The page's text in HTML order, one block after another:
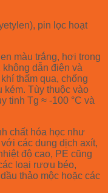
pin lọc hoạt
màu trắng, hơi trong
dẫn điện và
thấm qua, chống
kém. Tùy thuộc vào
tinh Tg ≈ -100 °C và
chất hóa học như
các dung dịch axít,
độ cao, PE cũng
loại rượu béo,
thảo mộc hoặc các